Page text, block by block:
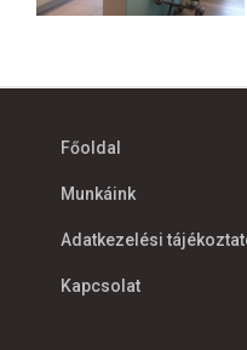
Főoldal
Munkáink
Adatkezelési
Kapcsolat